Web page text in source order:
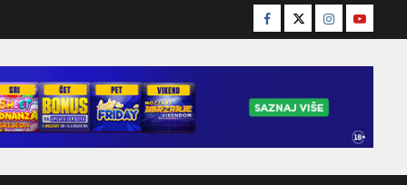
Facebook
TwitterInstagram
Youtube